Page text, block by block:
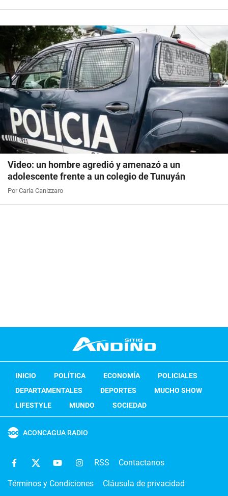
Video: un hombre agredió y amenazó a un
adolescente frente a un colegio de Tunuyán
Por Carla Canizzaro
INICIO POLÍTICA ECONOMÍA
POLICIALES
DEPARTAMENTALES
DEPORTES
MUCHO SHOW
LIFESTYLE
MUNDO SOCIEDAD
ACONCAGUA RADIO
RSS Contactanos
Términos y Condiciones Cláusula de privacidad